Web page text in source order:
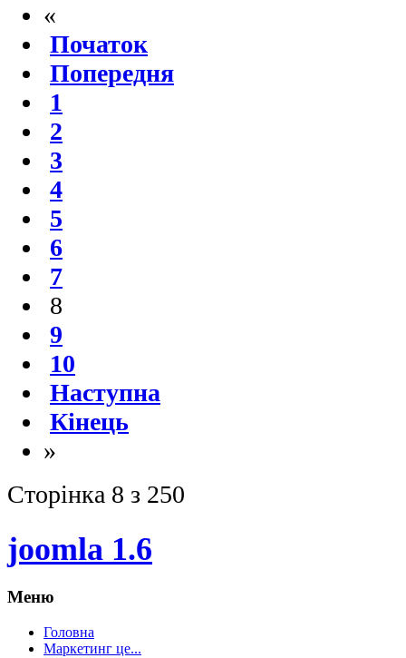
«
Початок
Попередня
1
2
3
4
5
6
7
8
9
10
Наступна
Кінець
»
Сторінка 8 з 250
joomla 1.6
Меню
Головна
Маркетинг це...